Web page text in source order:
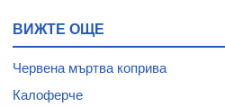
ВИЖТЕ ОЩЕ
Червена мъртва коприва
Калоферче